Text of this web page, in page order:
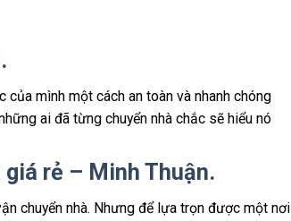
mình một cách an toàn và nhanh chóng
ai đã từng chuyển nhà chắc sẽ hiểu nó
rẻ – Minh Thuận.
chuyển nhà. Nhưng để lựa trọn được một nơi